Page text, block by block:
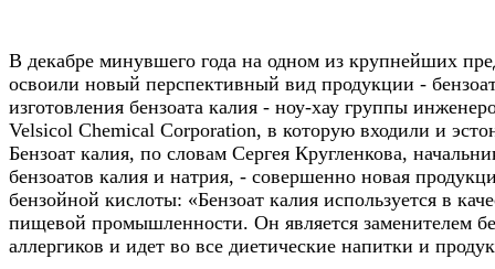
В декабре минувшего года на одном из крупнейших
освоили новый перспективный вид продукции -
изготовления бензоата калия - ноу-хау группы
Velsicol Chemical Corporation, в которую входили и
Бензоат калия, по словам Сергея Кругленкова,
бензоатов калия и натрия, - совершенно новая
бензойной кислоты: «Бензоат калия используется в
пищевой промышленности. Он является заменителем
аллергиков и идет во все диетические напитки и